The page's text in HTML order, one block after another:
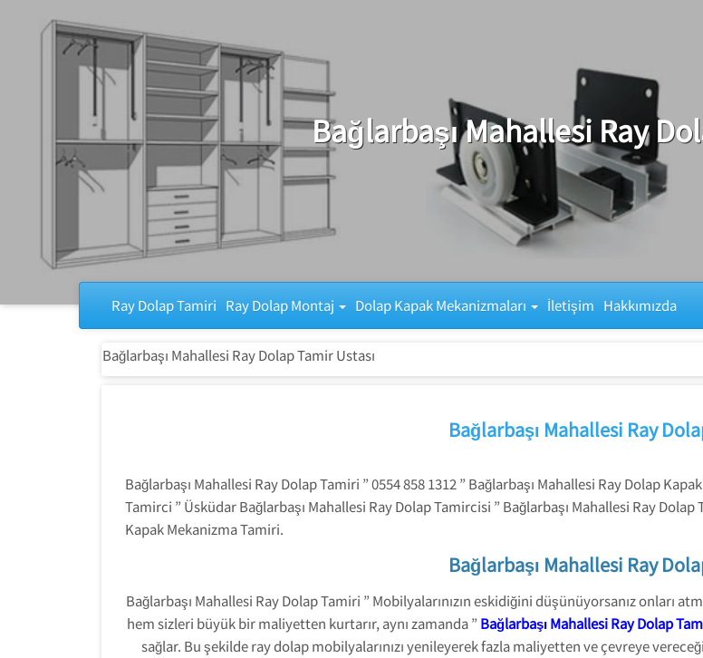
Bağlarbaşı Mahallesi Ray
Ray Dolap Tamiri Ray Dolap Montaj Dolap Kapak Mekanizmaları İletişim Hakkımızda
Bağlarbaşı Mahallesi Ray Dolap Tamir Ustası
Bağlarbaşı Mahallesi Ray
Bağlarbaşı Mahallesi Ray Dolap Tamiri ” 0554 858 1312 ” Bağlarbaşı Mahallesi Ray Dolap
Tamirci ” Üsküdar Bağlarbaşı Mahallesi Ray Dolap Tamircisi ” Bağlarbaşı Mahallesi Ray
Kapak Mekanizma Tamiri.
Bağlarbaşı Mahallesi Ray
Bağlarbaşı Mahallesi Ray Dolap Tamiri ” Mobilyalarınızın eskidiğini düşünüyorsanız onları
hem sizleri büyük bir maliyetten kurtarır, aynı zamanda ” Bağlarbaşı Mahallesi Ray Dolap
sağlar. Bu şekilde ray dolap mobilyalarınızı yenileyerek fazla maliyetten ve çevreye